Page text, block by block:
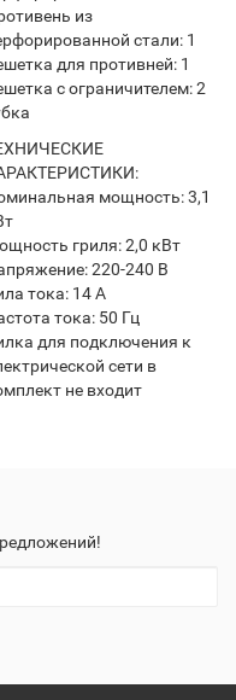
из
стали: 1
для противней: 1
с ограничителем: 2
мощность: 3,1
гриля: 2,0 кВт
220-240 В
тока: 14 А
тока: 50 Гц
для подключения к
сети в
не входит